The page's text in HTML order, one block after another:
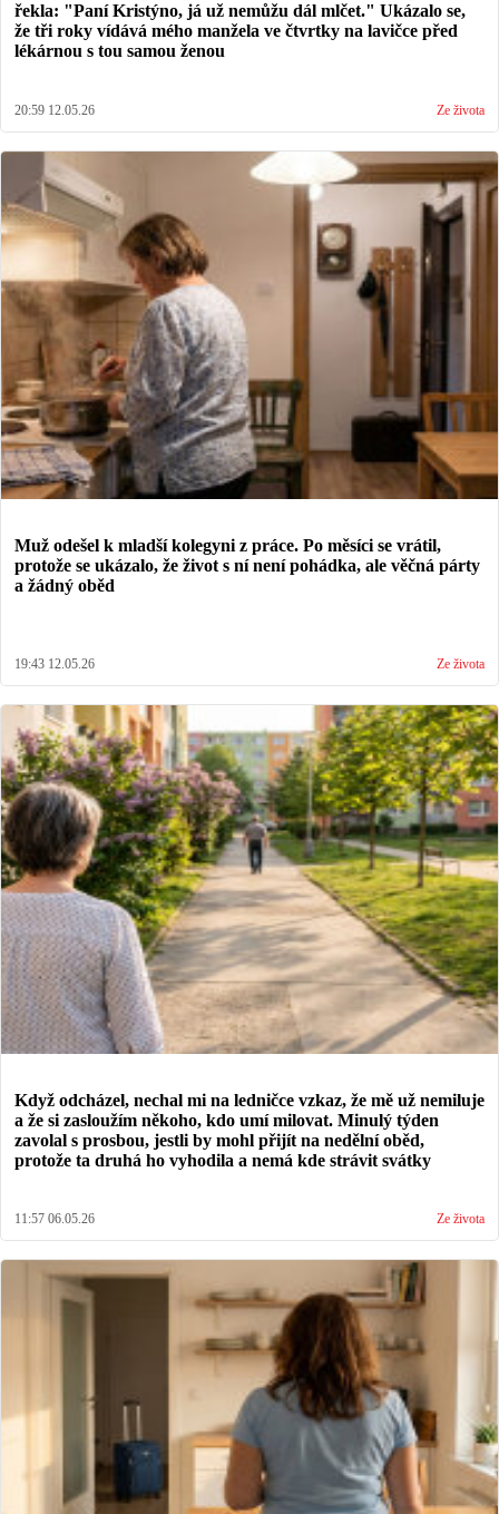
řekla: "Paní Kristýno, já už nemůžu dál mlčet." Ukázalo se,
že tři roky vídává mého manžela ve čtvrtky na lavičce před
lékárnou s tou samou ženou
20:59 12.05.26 Ze života
Muž odešel k mladší kolegyni z práce. Po měsíci se vrátil,
protože se ukázalo, že život s ní není pohádka, ale věčná párty
a žádný oběd
19:43 12.05.26 Ze života
Když odcházel, nechal mi na ledničce vzkaz, že mě už nemiluje
a že si zasloužím někoho, kdo umí milovat. Minulý týden
zavolal s prosbou, jestli by mohl přijít na nedělní oběd,
protože ta druhá ho vyhodila a nemá kde strávit svátky
11:57 06.05.26 Ze života